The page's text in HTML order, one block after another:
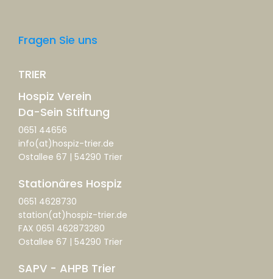
Fragen Sie uns
TRIER
Hospiz Verein
Da-Sein Stiftung
0651 44656
info(at)hospiz-trier.de
Ostallee 67 | 54290 Trier
Stationäres Hospiz
0651 4628730
station(at)hospiz-trier.de
FAX 0651 462873280
Ostallee 67 | 54290 Trier
SAPV - AHPB Trier